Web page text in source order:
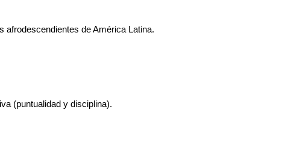
afrodescendientes de América Latina.
(puntualidad y disciplina).